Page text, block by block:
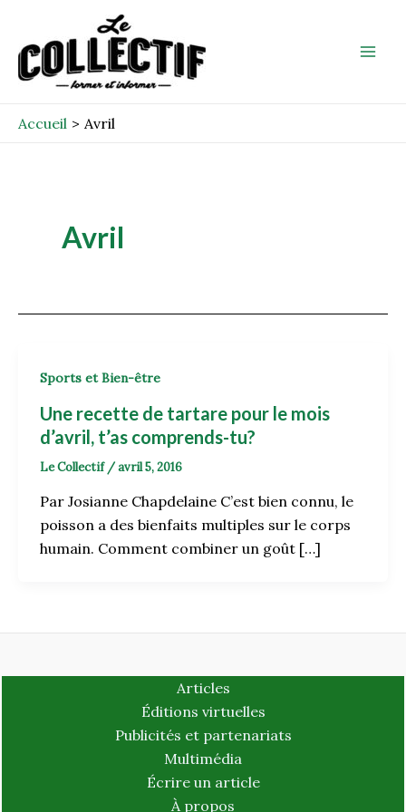
contenu
Accueil Avril
Avril
Sports et Bien-être
Une recette de tartare pour le mois
d’avril, t’as comprends-tu?
Le Collectif /avril 5, 2016
Par Josianne Chapdelaine C’est bien connu, le
poisson a des bienfaits multiples sur le corps
humain. Comment combiner un goût […]
Articles
Éditions virtuelles
Publicités et partenariats
Multimédia
Écrire un article
À propos